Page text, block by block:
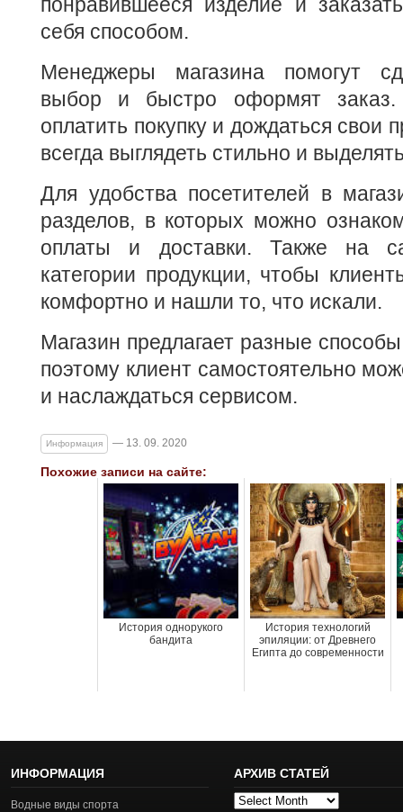
себя способом.
Менеджеры магазина помогут
выбор и быстро оформят заказ.
оплатить покупку и дождаться свои
всегда выглядеть стильно и
Для удобства посетителей в
разделов, в которых можно
оплаты и доставки. Также на
категории продукции, чтобы
комфортно и нашли то, что искали.
Магазин предлагает разные
поэтому клиент самостоятельно
и наслаждаться сервисом.
Информация — 13. 09. 2020
Похожие записи на сайте:
История однорукого
бандита
История технологий
эпиляции: от Древнего
Египта до современности
ИНФОРМАЦИЯ
Водные виды спорта
АРХИВ СТАТЕЙ
Архив